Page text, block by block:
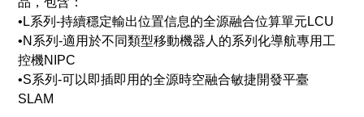
•L系列-持續穩定輸出位置信息的全源融合位算單元LCU
•N系列-適用於不同類型移動機器人的系列化導航專用工
控機NIPC
•S系列-可以即插即用的全源時空融合敏捷開發平臺
SLAM